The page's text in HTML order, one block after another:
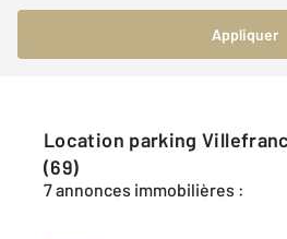
Appliquer
Location parking Villefranche sur saone
(69)
7 annonces immobilières :